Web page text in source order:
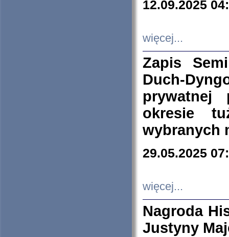
12.09.2025
więcej...
Zapis
Duch-
prywatnej
okresie
wybranych
29.05.2025
więcej...
Nagroda
Justyny